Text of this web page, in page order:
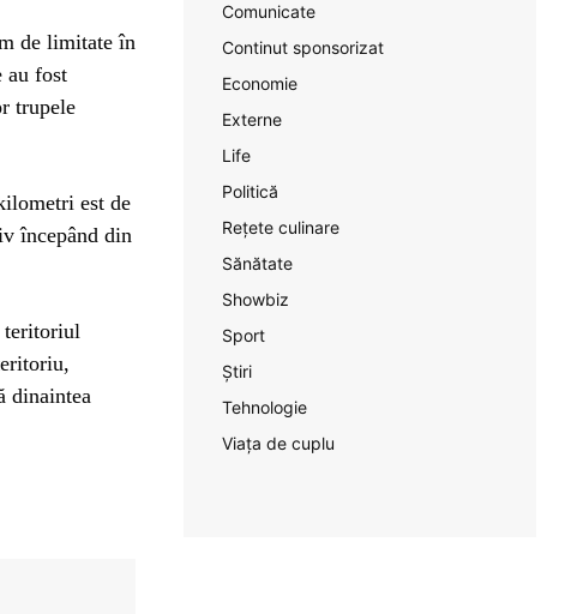
de limitate în
au fost
trupele
est de
începând din
teritoriul
dinaintea
Comunicate
Continut sponsorizat
Economie
Externe
Life
Politică
Rețete culinare
Sănătate
Showbiz
Sport
Știri
Tehnologie
Viața de cuplu